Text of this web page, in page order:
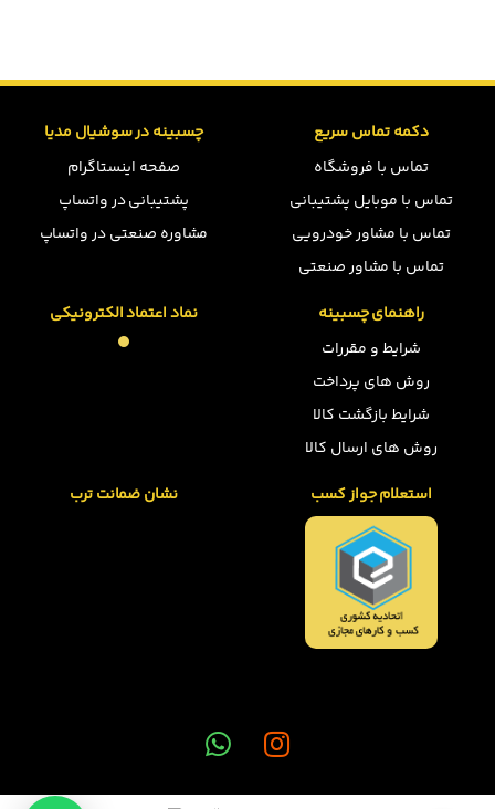
دکمه تماس سریع
تماس با فروشگاه
تماس با موبایل پشتیبانی
تماس با مشاور خودرویی
تماس با مشاور صنعتی
چسبینه در سوشیال مدیا
صفحه اینستاگرام
پشتیبانی در واتساپ
مشاوره صنعتی در واتساپ
راهنمای چسبینه
شرایط و مقررات
روش های پرداخت
شرایط بازگشت کالا
روش های ارسال کالا
نماد اعتماد الکترونیکی
استعلام جواز کسب نشان ضمانت ترب